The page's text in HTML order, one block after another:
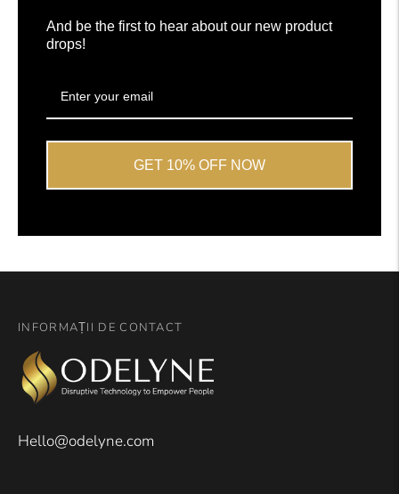
Reviews
And be the first to hear about our new product
drops!
GET 10% OFF NOW
INFORMAȚII DE CONTACT
Hello@odelyne.com